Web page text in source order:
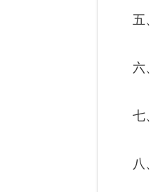
五、
六、
七、
八、